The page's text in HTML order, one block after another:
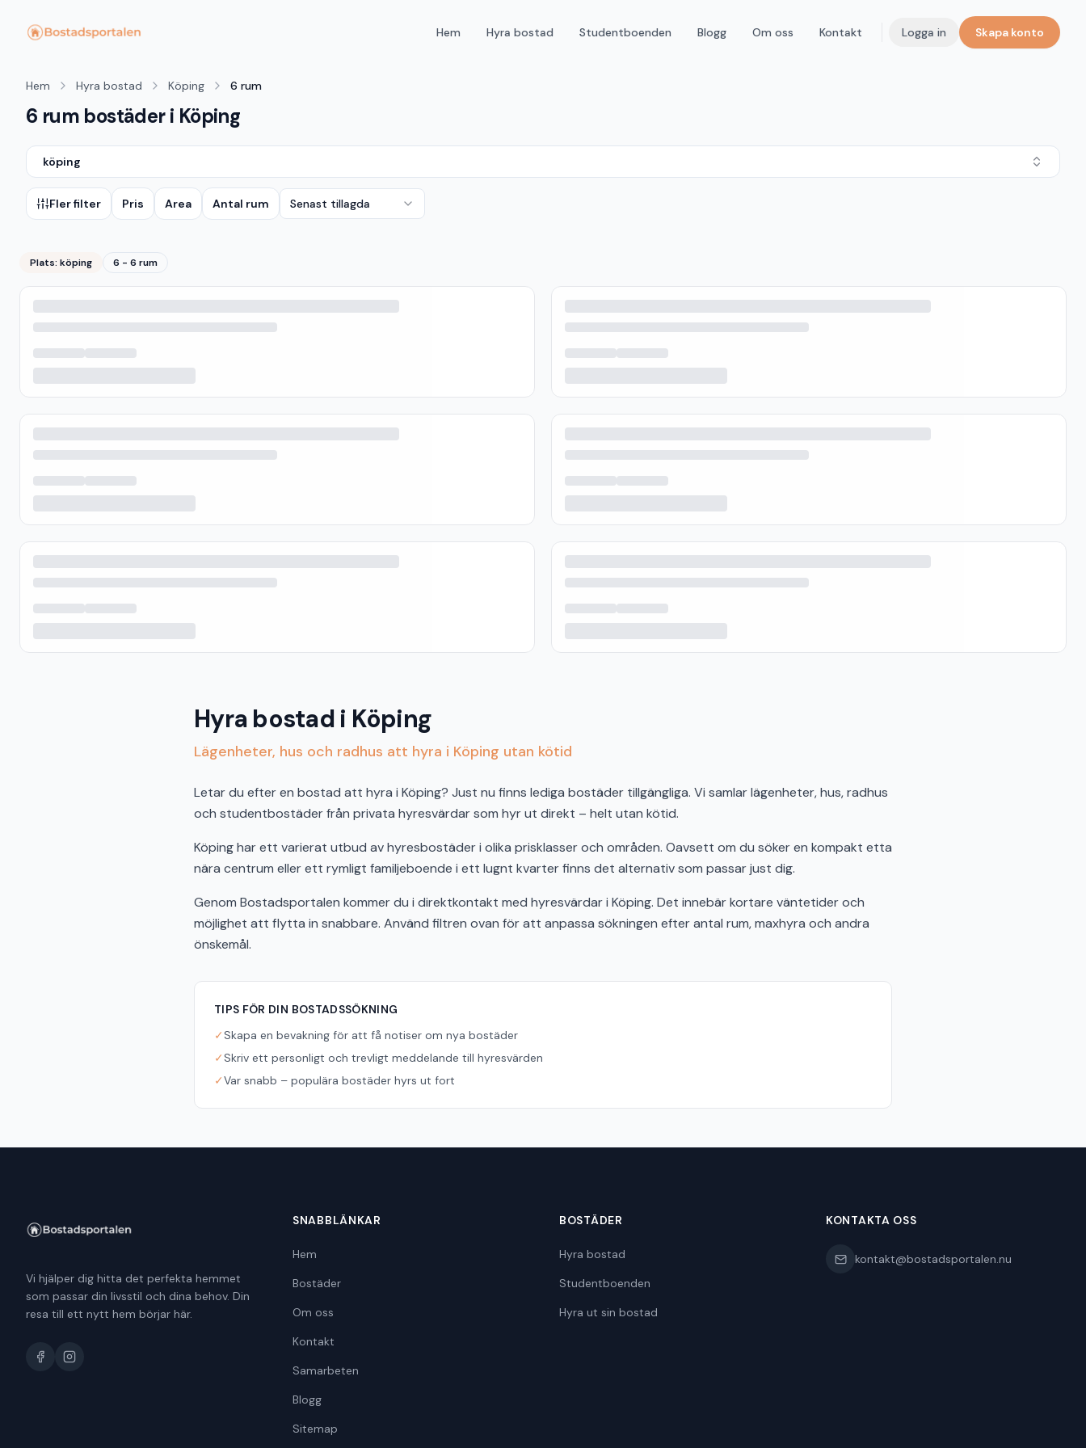
Hem Hyra bostad Studentboenden Blogg Om oss Kontakt Logga in Skapa konto
Hem Hyra bostad Köping 6 rum
6 rum bostäder i Köping
köping
Fler filter Pris Area Antal rum Senast tillagda
Plats: köping 6 - 6 rum
Hyra bostad i Köping
Lägenheter, hus och radhus att hyra i Köping utan kötid
Letar du efter en bostad att hyra i Köping? Just nu finns lediga bostäder tillgängliga. Vi samlar lägenheter, hus, radhus
och studentbostäder från privata hyresvärdar som hyr ut direkt – helt utan kötid.
Köping har ett varierat utbud av hyresbostäder i olika prisklasser och områden. Oavsett om du söker en kompakt etta
nära centrum eller ett rymligt familjeboende i ett lugnt kvarter finns det alternativ som passar just dig.
Genom Bostadsportalen kommer du i direktkontakt med hyresvärdar i Köping. Det innebär kortare väntetider och
möjlighet att flytta in snabbare. Använd filtren ovan för att anpassa sökningen efter antal rum, maxhyra och andra
önskemål.
TIPS FÖR DIN BOSTADSSÖKNING
✓Skapa en bevakning för att få notiser om nya bostäder
✓Skriv ett personligt och trevligt meddelande till hyresvärden
✓Var snabb – populära bostäder hyrs ut fort
Vi hjälper dig hitta det perfekta hemmet
som passar din livsstil och dina behov. Din
resa till ett nytt hem börjar här.
SNABBLÄNKAR
Hem
Bostäder
Om oss
Kontakt
Samarbeten
Blogg
Sitemap
BOSTÄDER
Hyra bostad
Studentboenden
Hyra ut sin bostad
KONTAKTA OSS
kontakt@bostadsportalen.nu